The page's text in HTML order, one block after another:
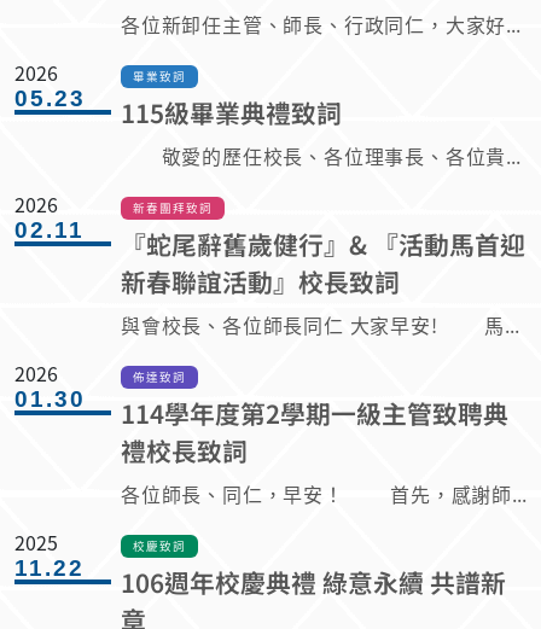
各位新卸任主管、師長、行政同仁，大家好！ 感謝卸任主管盡心盡力的協助校務及學術/行政工作；同時恭喜新續任主管勇於承擔責任，接受挑戰，與嘉義大學一起共創實質『共識、共業、共好』的校務發展重責。也謝謝人事室葉姍玫主任對嘉大人資工作的盡心與協助，還有今日一級主管致聘典禮的安排，謹此敬表感謝之意。 主管的職務，不只是職位的工作，更代表著責任的提升、視野的拓展，以及使命的承擔。各位新續任主管未來所做的每一項決策、每一次溝通、每一項改革，皆會影響嘉義大學的發展方向，也關係著全校師生對行政品質的感受與對學校未來的信心。 當前高等教育正面臨前所未有的挑戰。少子女化已是不可逆的趨勢，教育資源日益有限，學雜費調整空間受限，大學自主仍須兼顧法規與公共責任；另一方面，人工智慧（AI）、雙語教育（EMI）、校務研究（IR）、數位治理等新興趨勢，正快速改變大學的辦學模式與人才培育方式。同時，社會也期待大學不只是知識的殿堂，更是地方創生、產業創新、永續發展與社會責任（USR）的實踐者。 面對這些變局，不能等待環境改變，而是要主動因應、積極轉型。因此，翰謙提出「承先啟後、應變價值、挑戰創新、茁壯嘉大」的治校願景，並以「八大治校理念UPGRADE」作為校務治理的重要方向，持續推動當責文化、校園永續、精準招生、創新教學、跨域研究、鏈結國際、服務優化及行政共識，讓嘉義大學在既有的基礎上持續升級，朝向一所具有『在地特色、國際視野、智慧治理與永續競爭力』的大學穩健邁進。 適逢新續任主管致聘典禮，分享三點期許。 第一，深耕『當責文化』，打造高效能的行政團隊 所謂「當責」，是在工作開始之前，就勇於承擔、主動思考、積極解決。每位主管都應建立良好的縱向與橫向溝通機制，落實Communication、Double Check及Response的『即時溝通、充分確認、快速回應』，讓每項工作都能有規劃、有執行、有檢核、有成果，真正提升行政效率與服務品質。 第二，以『制度化』領導取代個人管理，建立公平透明的治理文化 高等教育已進入跨世代合作的新時代，不同世代有不同的思維與工作方式，應以凝聚向心力，提升整體行政效能，讓每位同仁都能清楚了解工作的方向，使行政流程要標準化、權責要清楚化、決策要透明化。 第三，以『創新思維』帶領團隊，迎向AI時代的大學治理 希望各位主管能積極使用AI科技，善用數據分析與智慧工具提升行政效率，將AI、EMI、IR等新觀念融入校務治理，推動跨域合作與流程創新。因『AI不是未來，而是現在共事要進的方法』。同時，更要持續深化USR精神，結合地方需求與產業發展，培育具有國際競爭力、在地實踐力與終身學習力的人才，讓嘉義大學成為地方創生的重要推手，也是國家高等教育發展的重要力量。 嘉義大學一路走來，始終堅持「誠樸、力行、創新、服務」的校訓精神，翰謙提出這份精神的轉化-「嘉大心、嘉大力、嘉大感」的團隊文化，以五心、五力、五感為核心價值，共同打造一個互信合作、勇於創新、樂於服務的行政團隊，讓每一位師生都能感受到嘉大的溫度、效率與品質。 此外，領導不只是管理，更是服務；希望各位秉持「情、理、法」兼備的領導智慧： 1. 以「情」關懷同仁、凝聚團隊； 2. 以「理」建立共識、解決問題； 3. 以「法」遵循制度、維護公平。 真正優秀的主管，不是凡事親力親為，而是能讓團隊發揮最大的潛能，讓每一位同仁都能在工作中找到成就感與使命感。 再次恭喜所有新任主管，以及感謝卸任主管的一起共同努力，願嘉義大學，能以智慧治理校務、以創新引領發展、以服務成就教育，攜手打造一所讓師生引以為榮、校友深感光榮、社會高度肯定、國際看見卓越的大學。 謝謝大家！
2026
05.23
畢業致詞
115級畢業典禮致詞
敬愛的歷任校長、各位理事長、各位貴賓，勞苦功高的家長們、還有敬業樂群的嘉義大學師長們，以及115級最閃耀的畢業生們，大家好： 今天，是屬於同學們的重要日子。看著各位穿上學位袍、戴上學位帽，內心充滿感動與驕傲。首先，恭喜2,397位畢業生（1,915位學士、466位碩士、16位博士），順利完成在人生旅程中一段珍貴而燦爛的學習歲月。在這裡邀請所有的貴賓、家長與師長，用最熱烈的掌聲，祝福每位畢業生「鵬程萬里 畢業快樂」。 今天的畢業典禮主題是：「時間剛好・我們正好」。 這句話真的很棒。因為人生裡，很多美好的相遇，其實都不是偶然。同學們在最青春的年紀來到嘉大，在最努力的歲月裡學會成長，也在最關鍵的時刻，準備帶著夢想走向新旅程。 或許這幾年，同學們曾經在深夜裡趕報告、在實驗室裡反覆測試、在球場上揮灑汗水、在宿舍裡談夢想，也曾在人生低潮時懷疑過自己。但正因為經歷過這些，同學們才成為今天更加堅強、更加成熟的模樣。因為同學已經具有和諧的愛校心、同理心及關懷心、團結的力量心。這就是『有溫度的品牌嘉大』的『嘉大心』。 畢業從來不是結束，而是一場新的啟程。 未來的變化很快，AI科技快速發展、全球永續議題日益重要，世界需要的是，願意關心土地、理解社會、擁有溫度的人。嘉義大學一直努力培養的，不只是專業能力，更希望同學們成為懂得感恩、願意協助合作、勇於承擔的人。 這幾年，母校推動「AI＋專業」、「嘉義巡禮」、「NCYU 10 CROSS」以及各項國際交流計畫，希望讓同學們擁有跨域學習與國際視野，更希望同學們明白：真正重要的能力，不只是知識，而是面對未知時仍願意學習、願意相信自己的勇氣。 今天，同學們帶走的不只是一張文憑，更帶走了屬於嘉大人的精神。 那是一種腳踏實地的力量； 是一種願意為別人多付出一點的溫暖； 是一種即使跌倒，仍願意再站起來的韌性。 這就是「嘉大力」。因為同學們已經具有：「關鍵力」；「適性力」；「跨域力」；「國際力」；以及「終身力」。 母校嘉義大學近年來在世界綠色大學排名、USR社會責任、人才培育與國際交流上持續進步，這些成果的背後，其實都有同學們努力的身影。因為有每一位同學的投入與付出，嘉大才能一步一步被看見。 但今天，校長最想感謝的，是坐在各位同學身後的家長與師長。 親愛的家長們，謝謝你們多年來默默的支持與守候。也許你們曾經擔心孩子的未來、陪伴孩子走過低潮、在電話另一頭聽著孩子的壓力與委屈。今天，看著孩子順利畢業，相信你們心中的感動，比任何人都深。 而所有辛苦的師長們，也謝謝你們不只是教會學生知識，更教會他們如何成為更好的人。教育真正珍貴的，不只是傳授答案，而是在學生迷惘時，願意陪他一起找到方向。 親愛的畢業生們： 未來的日子，也許不一定永遠順利，但請記得，人生不是因為完美才精彩，而是因為努力過、愛過、堅持過，才變得珍貴。 請繼續保有善良，保有熱情，保有對世界的好奇； 也請記得，在這個匆忙前進的時代裡，做一個有溫度的人。 無論你們未來走到哪裡，嘉義大學永遠都是你們的家。 因為——「一日嘉大人，永遠嘉大人。」 最後，送給所有畢業生一句話： 「今天，你以嘉大為榮；未來，嘉大也將以你為榮。」 願你們帶著夢想與勇氣前行， 在人生最廣闊的天空裡， 成為照亮自己，也溫暖他人的光。 祝福所有115級具有『嘉大力』、『嘉大心』的畢業生： 畢業快樂、鵬程萬里、平安幸福！ 也祝福所有家長、師長與貴賓，身體健康、萬事順心。
2026
02.11
新春團拜致詞
『蛇尾辭舊歲健行』& 『活動馬首迎
新春聯誼活動』校長致詞
與會校長、各位師長同仁 大家早安! 馬年新春肇始、萬象更新之際，謹此全體嘉義大學教職員工與長期關心嘉大發展的退休師長，致上最誠摯的新春祝福。願新的一年，嘉大校運昌隆、師生平安、學業精進、事事順遂。 回顧過去一年，在全體教職員工齊心努力下，嘉義大學持續在教學、研究、產學合作、社會責任與校園永續等面向穩健前行。面對高等教育環境快速變遷與少子女化的挑戰，嘉大始終秉持「共同考驗、共好行動、共業責任、共創永續」的精神，以踏實的步伐厚植辦學根基，展現綜合大學應有的『韌性與格局』。 『馬年象徵奔馳不息、勇於開創』。嘉義大學承先啟後，在歷任校長奠定的良好基礎上，持續深化八大治校理念，涵養當責文化，落實校園永續，推動精準招生與創新教學，強化跨域研究與國際鏈結，並以優化服務與行政共識為後盾，凝聚全校向心力。每一步前行，皆是為了讓有限資源發揮最大效益，確保教學品質，成就學生學習，回應社會期待。 新的一年，嘉義大學面對未來的挑戰，能夠更加茁壯，共同改變『校園文化（Campus/Traditional Culture）』，由『當責文化（Accountability Culture）』出發，形成『嘉大文化（NCYU Culture）』！持續實踐「嘉大心、嘉大力、嘉大感」的核心價值，即打造有溫度的『嘉大心』；和諧『愛校心』；團結『力量心』；互相『關懷心』；抱持『同理心』的校園文化，培育具『嘉大力』：『關鍵力、適性力、跨域力、國際力與終身學習力』的青年學子，讓『嘉大感』：『責任感；使命感；成就感；共有感；共榮感』深植人心。這是對教育專業的堅持，更是對社會與世代的承諾。 展望馬年，期盼全體『嘉大人』駿馬奔騰、昂首向前，在變局中掌握契機，在挑戰中孕育創新。讓我們嘉大人攜手並肩，以穩健步伐邁向更具影響力與永續力的嘉義大學，共同書寫屬於嘉大的嶄新篇章。 謝謝大家。祝福 『新年頭 舊年尾』恭賀新禧、瑞馬迎春、福壽安康。
2026
01.30
佈達致詞
114學年度第2學期一級主管致聘典
禮校長致詞
各位師長、同仁，早安！ 首先，感謝師長、同仁的信任與託付，翰謙得以續任校務治理之責。這份信任，是一項榮耀，更是一份責任。特別在，高教環境的快速變遷、少子女化的挑戰，以及社會對大學更高層次社會責任的期待，嘉義大學須以更清晰的方向、更穩健的制度，帶領學校持續向前邁進。 翰謙躍升嘉大發展的「八大治校理念UPGRADE」，依『承先啓後 應變價值 挑戰創新 茁壯嘉大』永續辦學績效。 一、當責文化-踏實五心五力五感 五、跨域研究-整合在地產業連結 二、校園永續-綠色安全節能減碳 六、鏈結國際-拓展生源實質交流 三、精準招生-優質俱進適才到位 七、服務優化-活絡校友校譽躍陞 四、創新教學-AI / EMI / IR結合 八、行政共識-深耕學讓和諧運籌 續任治校的核心理念，持續以「Plan–Do–Check–Act」的循環治理架構為主軸，結合完善的內部控制與風險管理機制，確保校務發展，是能執行、檢核、修正、累積的長期永續工程。 「Plan」的層次，以校務發展願景為依歸，依國家政策、產業趨勢與地方需求，形塑清楚可行的中長程目標； 「Do」的層次，強調跨單位協作與層層責任分工，讓政策制度化，落實於教學、研究、推廣服務與行政運作之中。 「Check」與「Act」的階段，嘉大以數據為基礎、以制度為結構，透過績效指標、內控稽核與滾動式檢討，檢視成果、修正差異。 讓嘉義大學校務發展具有『誠樸』的善循環，學校才能在穩定中求『創新』，保有挑戰的『力行與服務』。 今天同時進行主管布達，翰謙特別感謝卸任主管的辛勞付出，也期許新任主管以更高的視野與使命感承擔責任。主管不是單位處室的管理者而已，更是校務願景的實踐者、制度文化的塑造者。期盼各位秉持專業、誠信與合作精神，在既有基礎上持續精進，讓每一項決策工作都能回應師生需求，讓每一分資源都發揮最大效益。 當然，校務的推動，需要更多橫縱整合、更多雙向溝通，也需要全體師長同仁的共同參與。續任是階段性，係以先前基礎，邁向更成熟、更具韌性的發展階段。翰謙願意與全體師長同仁攜手同心，以制度穩定校務、以行動實現『光耀嘉義 揚名全國 躋身國際』的願景，以傳承踏實聚焦學校定位，發展學院及系所的特色，進而發展成為中流砥柱的綜合大學，共同開創嘉大永續新局。 謝謝大家。祝福 『新年頭 舊年尾』恭賀新禧、瑞馬迎春、福壽安康。
2025
11.22
校慶致詞
106週年校慶典禮 綠意永續 共譜新
章